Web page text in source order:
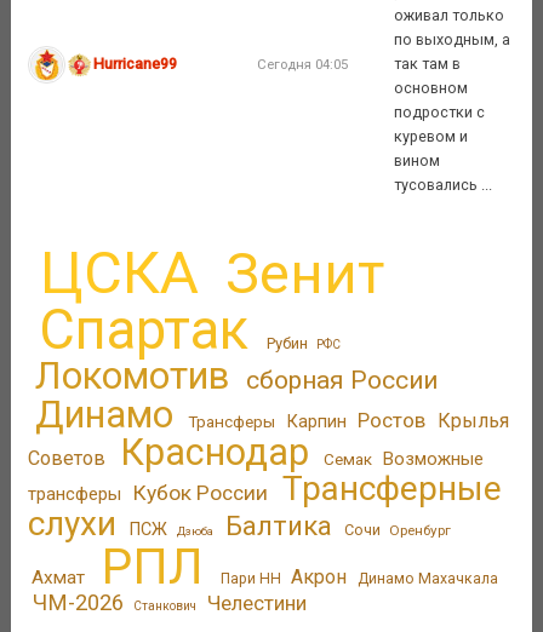
Hurricane99 Сегодня 04:05
оживал только
по выходным, а
так там в
основном
подростки с
куревом и
вином
тусовались ...
ЦСКА Зенит
Спартак Рубин РФС
Локомотив сборная России
Динамо Трансферы Карпин Ростов
Крылья
Советов
Краснодар Семак Возможные
трансферы
Кубок России
Трансферные
слухи
ПСЖ Дзюба Балтика Сочи Оренбург
Ахмат РПЛ Пари НН Акрон Динамо Махачкала
ЧМ-2026 Станкович Челестини